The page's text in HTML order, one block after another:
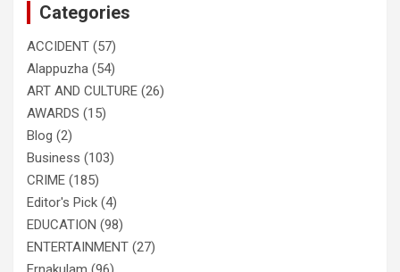
Categories
ACCIDENT (57)
Alappuzha (54)
ART AND CULTURE (26)
AWARDS (15)
Blog (2)
Business (103)
CRIME (185)
Editor's Pick (4)
EDUCATION (98)
ENTERTAINMENT (27)